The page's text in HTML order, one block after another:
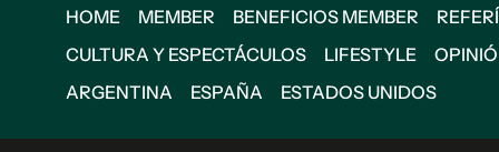
HOME MEMBER BENEFICIOS MEMBER
REFERÍ
CULTURA Y ESPECTÁCULOS
LIFESTYLE
ARGENTINA
ESPAÑA ESTADOS UNIDOS